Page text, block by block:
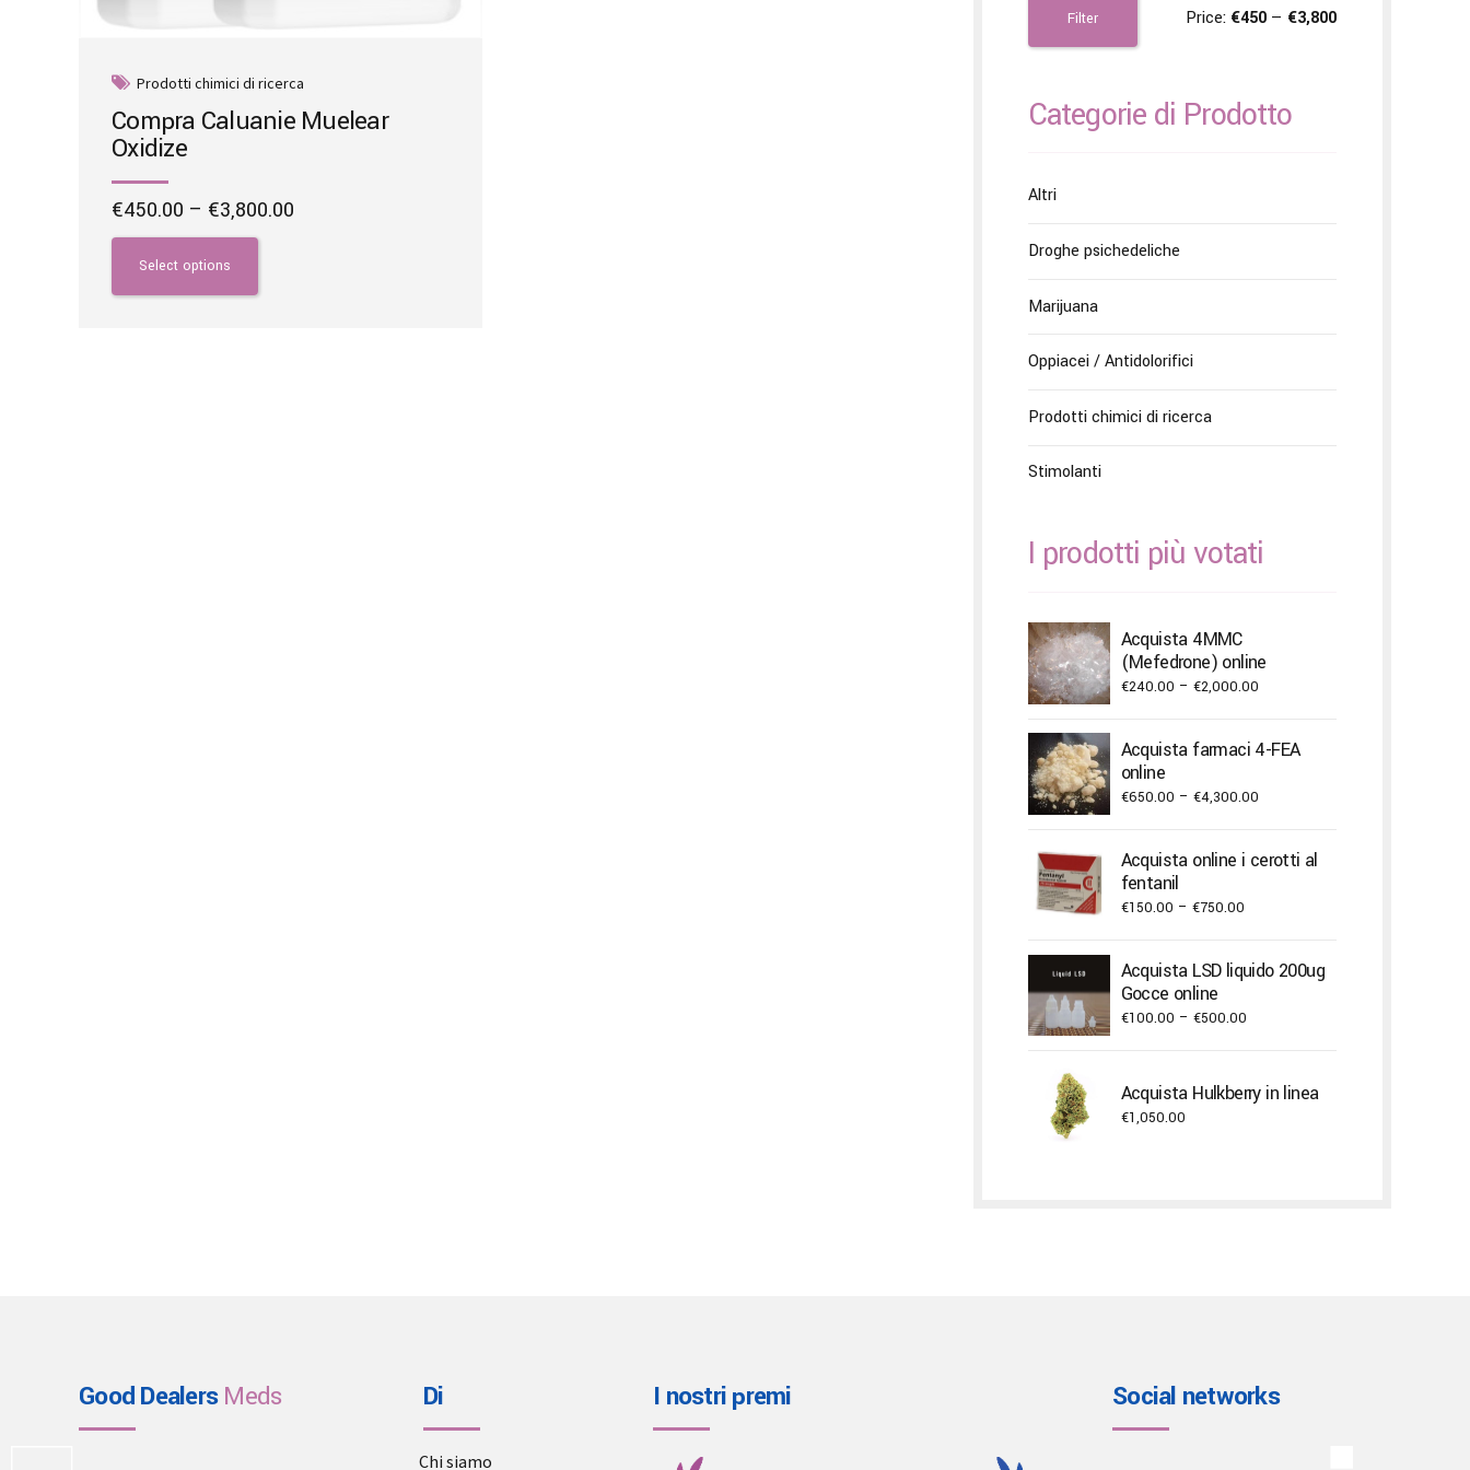
Prodotti chimici di ricerca
Compra Caluanie Muelear
Oxidize
€450.00 – €3,800.00
Select options
This
product
has
Filter Price: €450 — €3,800
Categorie di Prodotto
Altri
Droghe psichedeliche
Marijuana
Oppiacei / Antidolorifici
Prodotti chimici di ricerca
Stimolanti
I prodotti più votati
Acquista 4MMC
(Mefedrone) online
€240.00 – €2,000.00Price
€2,000.00
Acquista farmaci 4-FEA
online
€650.00 – €4,300.00Price
€650.00
Acquista online i cerotti al
fentanil
€150.00 – €750.00Price
€150.00
€750.00
Acquista LSD liquido 200ug
Gocce online
€100.00 – €500.00Price
through
Acquista Hulkberry in linea
€1,050.00
Good DealersMeds Di
Chi siamo
I nostri premi Social networks